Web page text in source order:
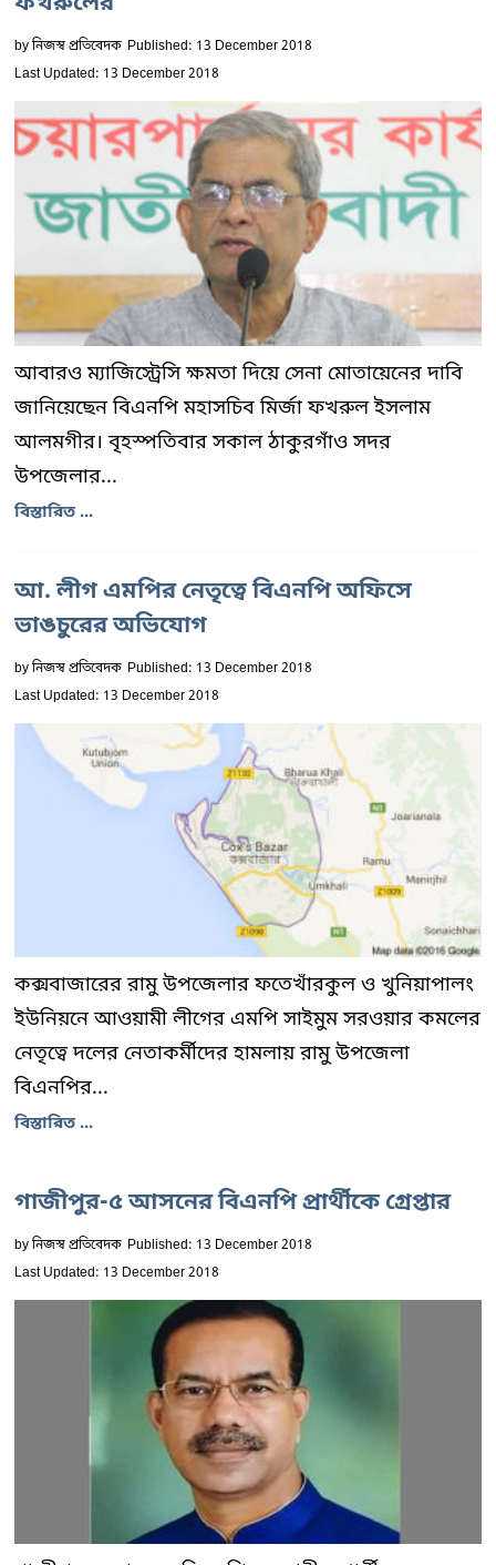
byনিজস্ব প্রতিবেদক Published: 13 December 2018
Last Updated: 13 December 2018
আবারও ম্যাজিস্ট্রেসি ক্ষমতা দিয়ে সেনা মোতায়েনের দাবি
জানিয়েছেন বিএনপি মহাসচিব মির্জা ফখরুল ইসলাম
আলমগীর। বৃহস্পতিবার সকাল ঠাকুরগাঁও সদর
উপজেলার...
বিস্তারিত ...
আ. লীগ এমপির নেতৃত্বে বিএনপি অফিসে
ভাঙচুরের অভিযোগ
byনিজস্ব প্রতিবেদক Published: 13 December 2018
Last Updated: 13 December 2018
কক্সবাজারের রামু উপজেলার ফতেখাঁরকুল ও খুনিয়াপালং
ইউনিয়নে আওয়ামী লীগের এমপি সাইমুম সরওয়ার কমলের
নেতৃত্বে দলের নেতাকর্মীদের হামলায় রামু উপজেলা
বিএনপির...
বিস্তারিত ...
গাজীপুর-৫ আসনের বিএনপি প্রার্থীকে গ্রেপ্তার
byনিজস্ব প্রতিবেদক Published: 13 December 2018
Last Updated: 13 December 2018